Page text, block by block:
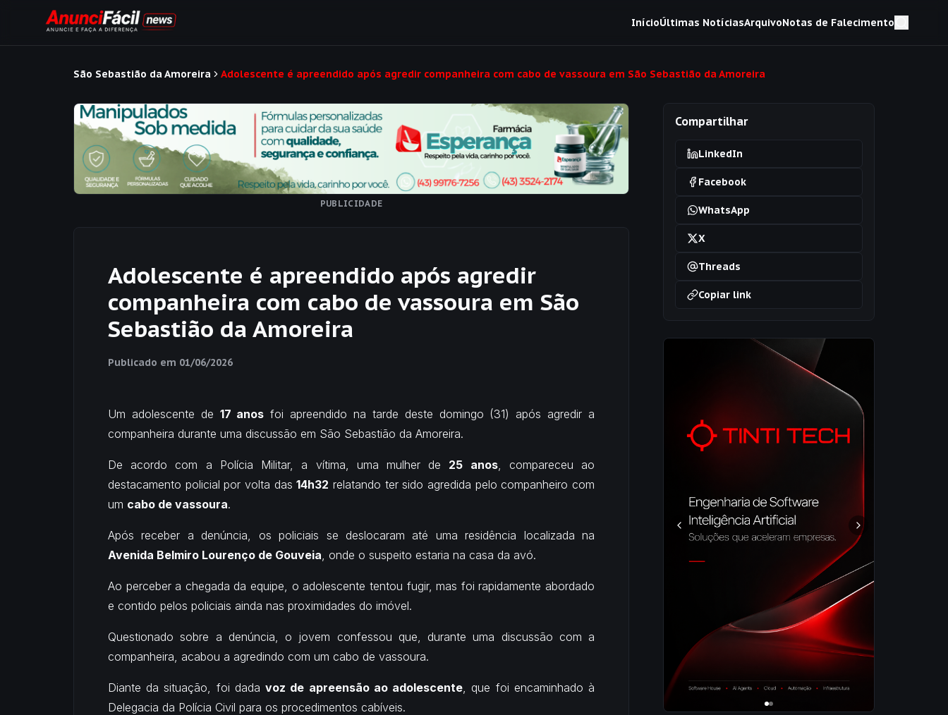
InícioÚltimas NotíciasArquivoNotas de Falecimento
São Sebastião da Amoreira Adolescente é apreendido após agredir companheira com cabo de vassoura em São Sebastião da Amoreira
PUBLICIDADE
Adolescente é apreendido após agredir
companheira com cabo de vassoura em São
Sebastião da Amoreira
Publicado em 01/06/2026
Um adolescente de 17 anos foi apreendido na tarde deste domingo (31) após agredir a
companheira durante uma discussão em São Sebastião da Amoreira.
De acordo com a Polícia Militar, a vítima, uma mulher de 25 anos, compareceu ao
destacamento policial por volta das14h32 relatando ter sido agredida pelo companheiro com
um cabo de vassoura.
Após receber a denúncia, os policiais se deslocaram até uma residência localizada na
Avenida Belmiro Lourenço de Gouveia , onde o suspeito estaria na casa da avó.
Ao perceber a chegada da equipe, o adolescente tentou fugir, mas foi rapidamente abordado
e contido pelos policiais ainda nas proximidades do imóvel.
Questionado sobre a denúncia, o jovem confessou que, durante uma discussão com a
companheira, acabou a agredindo com um cabo de vassoura.
Diante da situação, foi dadavoz de apreensão ao adolescente , que foi encaminhado à
Delegacia da Polícia Civil para os procedimentos cabíveis.
Compartilhar
LinkedIn
Facebook
WhatsApp
X
Threads
Copiar link